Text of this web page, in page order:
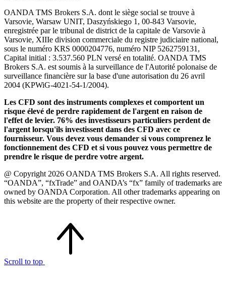
OANDA TMS Brokers S.A. dont le siège social se trouve à
Varsovie, Warsaw UNIT, Daszyńskiego 1, 00-843 Varsovie,
enregistrée par le tribunal de district de la capitale de Varsovie à
Varsovie, XIIIe division commerciale du registre judiciaire national,
sous le numéro KRS 0000204776, numéro NIP 5262759131,
Capital initial : 3.537.560 PLN versé en totalité. OANDA TMS
Brokers S.A. est soumis à la surveillance de l'Autorité polonaise de
surveillance financière sur la base d'une autorisation du 26 avril
2004 (KPWiG-4021-54-1/2004).
Les CFD sont des instruments complexes et comportent un
risque élevé de perdre rapidement de l'argent en raison de
l'effet de levier. 76% des investisseurs particuliers perdent de
l'argent lorsqu'ils investissent dans des CFD avec ce
fournisseur. Vous devez vous demander si vous comprenez le
fonctionnement des CFD et si vous pouvez vous permettre de
prendre le risque de perdre votre argent.
@ Copyright 2026 OANDA TMS Brokers S.A. All rights reserved.
“OANDA”, “fxTrade” and OANDA’s “fx” family of trademarks are
owned by OANDA Corporation. All other trademarks appearing on
this website are the property of their respective owner.
Scroll to top